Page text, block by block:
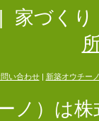
家づくり
い合わせ| 新築オウチー
ノ）は